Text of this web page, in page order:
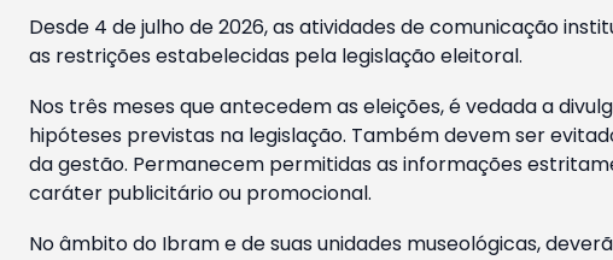
Desde 4 de julho de 2026, as atividades de comunicação
as restrições estabelecidas pela legislação eleitoral.
Nos três meses que antecedem as eleições, é vedada a
hipóteses previstas na legislação. Também devem ser
da gestão. Permanecem permitidas as informações
caráter publicitário ou promocional.
No âmbito do Ibram e de suas unidades museológicas,